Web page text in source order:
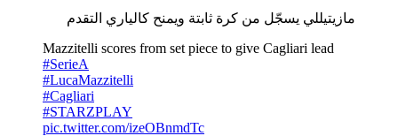
مازيتيللي يسجّل من كرة ثابتة ويمنح كالياري التقدم
Mazzitelli scores from set piece to give Cagliari lead
#SerieA
#LucaMazzitelli
#Cagliari
#STARZPLAY
pic.twitter.com/izeOBnmdTc